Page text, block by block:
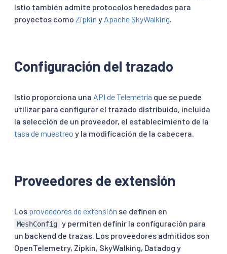
Istio también admite protocolos heredados para
proyectos como Zipkin y Apache SkyWalking
Configuración del trazado
Istio proporciona una API de Telemetría que se puede
utilizar para configurar el trazado distribuido, incluida
la selección de un proveedor, el establecimiento de la
tasa de muestreo y la modificación de la cabecera.
Proveedores de extensión
Los proveedores de extensión se definen en
MeshConfig y permiten definir la configuración para
un backend de trazas. Los proveedores admitidos son
OpenTelemetry, Zipkin, SkyWalking, Datadog y